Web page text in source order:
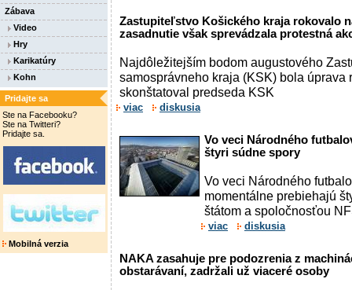
Zábava
Video
Hry
Karikatúry
Kohn
Pridajte sa
Ste na Facebooku?
Ste na Twitteri?
Pridajte sa.
Mobilná verzia
Zastupiteľstvo Košického kraja rokovalo
zasadnutie však sprevádzala protestná
Najdôležitejším bodom augustového
samosprávneho kraja (KSK) bola úprava
skonštatoval predseda KSK
viac diskusia
Vo veci Národného
štyri súdne spory
Vo veci Národného
momentálne prebiehajú
štátom a spoločnosťou
viac diskusia
NAKA zasahuje pre podozrenia z
obstarávaní, zadržali už viaceré osoby